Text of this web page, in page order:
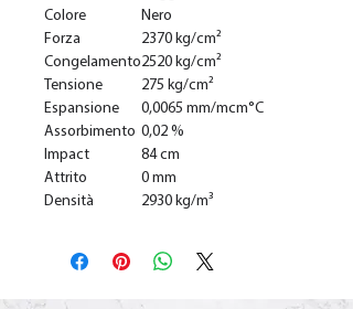
Colore
Nero
Forza
2370 kg/cm²
Congelamento2520 kg/cm²
Tensione
275 kg/cm²
Espansione
0,0065 mm/mcm°C
Assorbimento 0,02 %
Impact
84 cm
Attrito
0 mm
Densità
2930 kg/m³